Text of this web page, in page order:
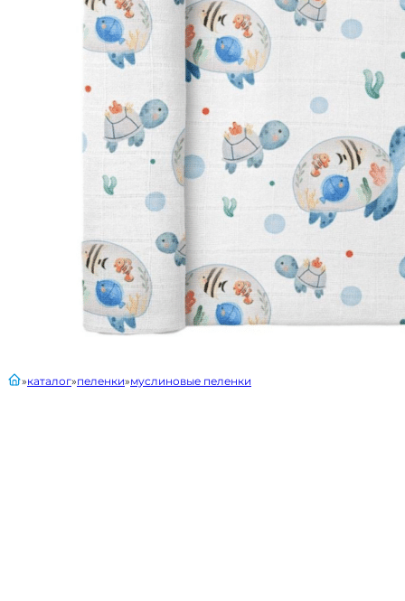
главнаякаталог пеленки муслиновые пеленки